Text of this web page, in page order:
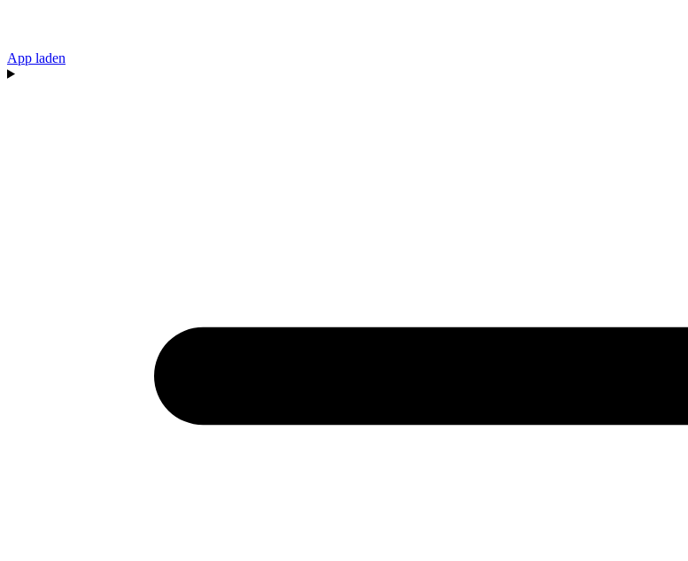
App laden